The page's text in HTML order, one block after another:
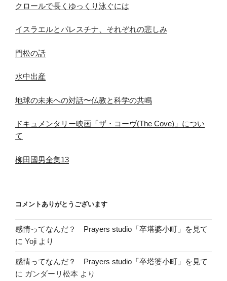
クロールで長くゆっくり泳ぐには
イスラエルとパレスチナ、それぞれの悲しみ
門松の話
水中出産
地球の未来への対話〜仏教と科学の共鳴
ドキュメンタリー映画「ザ・コーヴ(The Cove)」につい
て
柳田國男全集13
コメントありがとうございます
感情ってなんだ？ Prayers studio「卒塔婆小町」を見て
に Yoji より
感情ってなんだ？ Prayers studio「卒塔婆小町」を見て
に ガンダーリ松本 より